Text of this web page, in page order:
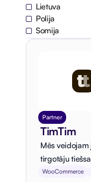
Lietuva
Polija
Somija
Partner
TimTim
Mēs
tirgotāju
WooCommerce